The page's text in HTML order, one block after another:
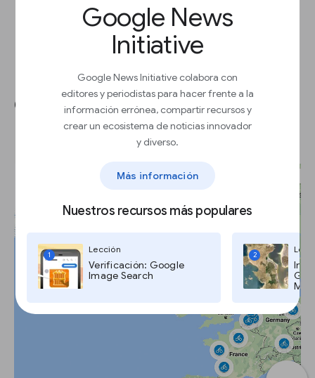
Google News
Initiative
Google News Initiative colabora con
editores y periodistas para hacer frente a la
información errónea, compartir recursos y
crear un ecosistema de noticias innovador
y diverso.
Más información
Nuestros recursos más populares
1
Lección
Verificación: Google
Image Search
2
Compartir tu mapa con el
mundo.